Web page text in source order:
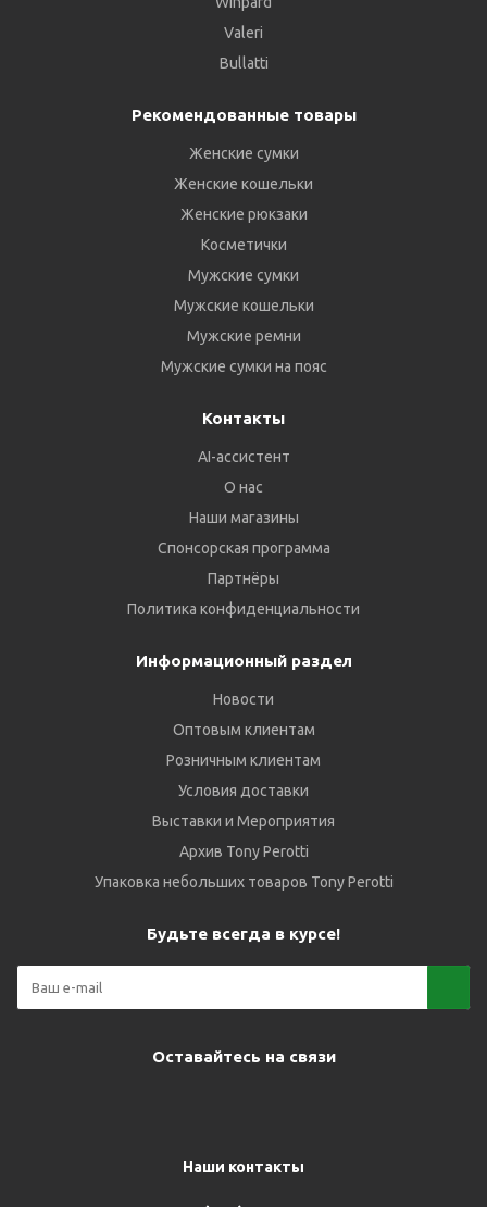
Valeri
Bullatti
Рекомендованные товары
Женские сумки
Женские кошельки
Женские рюкзаки
Косметички
Мужские сумки
Мужские кошельки
Мужские ремни
Мужские сумки на пояс
Контакты
AI-ассистент
О нас
Наши магазины
Спонсорская программа
Партнёры
Политика конфиденциальности
Информационный раздел
Новости
Оптовым клиентам
Розничным клиентам
Условия доставки
Выставки и Мероприятия
Архив Tony Perotti
Упаковка небольших товаров Tony Perotti
Будьте всегда в курсе!
Оставайтесь на связи
Наши контакты